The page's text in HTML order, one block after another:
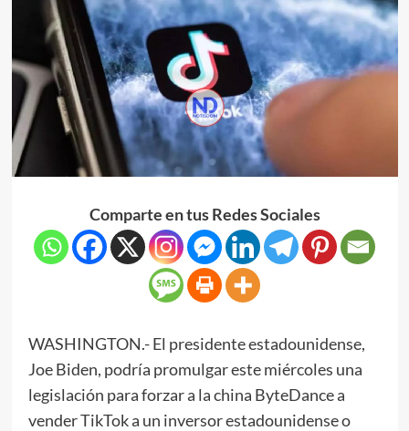
Comparte en tus Redes Sociales
WASHINGTON.- El presidente estadounidense,
Joe Biden, podría promulgar este miércoles una
legislación para forzar a la china ByteDance a
vender TikTok a un inversor estadounidense o